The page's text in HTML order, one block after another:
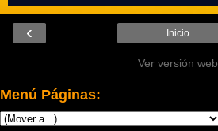
‹ Inicio
Ver versión web
Menú Páginas: